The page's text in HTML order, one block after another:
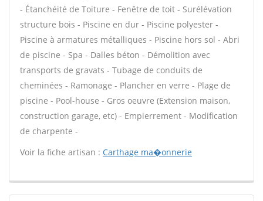
- Étanchéité de Toiture - Fenêtre de toit - Surélévation
structure bois - Piscine en dur - Piscine polyester -
Piscine à armatures métalliques - Piscine hors sol - Abri
de piscine - Spa - Dalles béton - Démolition avec
transports de gravats - Tubage de conduits de
cheminées - Ramonage - Plancher en verre - Plage de
piscine - Pool-house - Gros oeuvre (Extension maison,
construction garage, etc) - Empierrement - Modification
de charpente -
Voir la fiche artisan : Carthage ma�onnerie